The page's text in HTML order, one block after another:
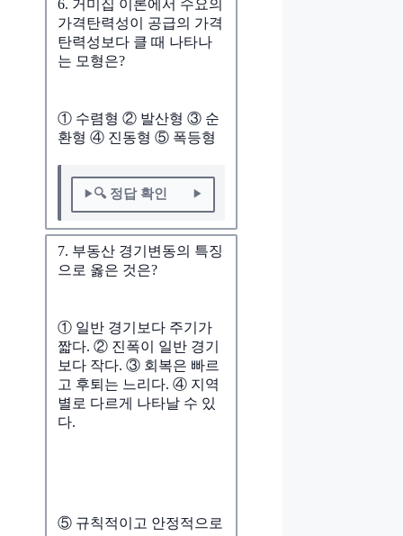
6. 거미집 이론에서 수요의
가격탄력성이 공급의 가격
탄력성보다 클 때 나타나
는 모형은?
① 수렴형 ② 발산형 ③ 순
환형 ④ 진동형 ⑤ 폭등형
🔍 정답 확인
7. 부동산 경기변동의 특징
으로 옳은 것은?
① 일반 경기보다 주기가
짧다. ② 진폭이 일반 경기
보다 작다. ③ 회복은 빠르
고 후퇴는 느리다. ④ 지역
별로 다르게 나타날 수 있
다.
⑤ 규칙적이고 안정적으로